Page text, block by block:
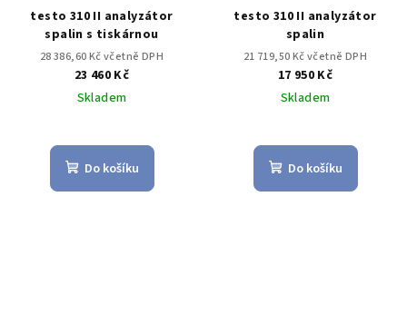
testo 310 II analyzátor
spalin s tiskárnou
28 386,60 Kč včetně DPH
23 460 Kč
Skladem
Do košíku
testo 310 II analyzátor
spalin
21 719,50 Kč včetně DPH
17 950 Kč
Skladem
Do košíku